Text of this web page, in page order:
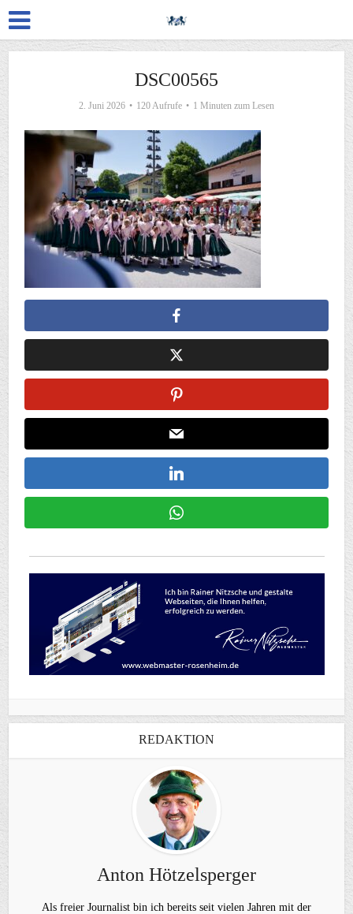
DSC00565
2. Juni 2026 120 Aufrufe 1 Minuten zum Lesen
REDAKTION
Anton Hötzelsperger
Als freier Journalist bin ich bereits seit vielen Jahren mit der